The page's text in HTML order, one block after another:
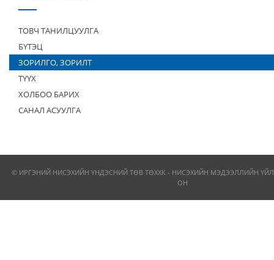
ТОВЧ ТАНИЛЦУУЛГА
БҮТЭЦ
ЗОРИЛГО, ЗОРИЛТ
ТҮҮХ
ХОЛБОО БАРИХ
САНАЛ АСУУЛГА
© ИРГЭНИЙ НИСЭХИЙН ҮНДЭСНИЙ ТӨВ ТӨХХК - НИСЭХИЙН МЭДЭЭЛЛИЙН
ОН